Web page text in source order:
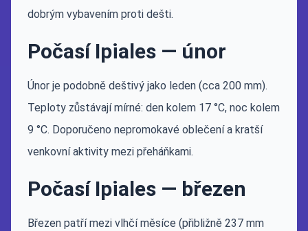
dobrým vybavením proti dešti.
Počasí Ipiales — únor
Únor je podobně deštivý jako leden (cca 200 mm).
Teploty zůstávají mírné: den kolem 17 °C, noc kolem
9 °C. Doporučeno nepromokavé oblečení a kratší
venkovní aktivity mezi přeháňkami.
Počasí Ipiales — březen
Březen patří mezi vlhčí měsíce (přibližně 237 mm